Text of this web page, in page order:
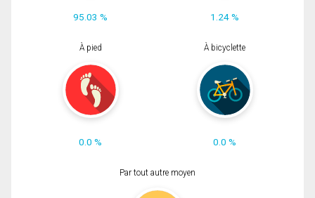
95.03 % 1.24 %
À pied
0.0 %
À bicyclette
0.0 %
Par tout autre moyen